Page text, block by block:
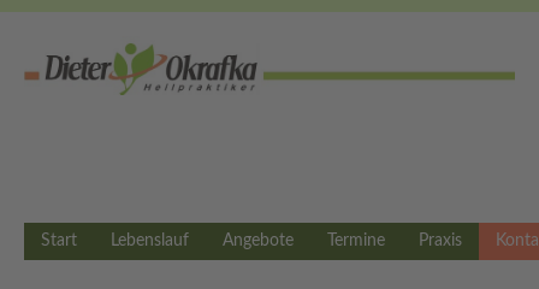
Start Lebenslauf Angebote Termine Praxis